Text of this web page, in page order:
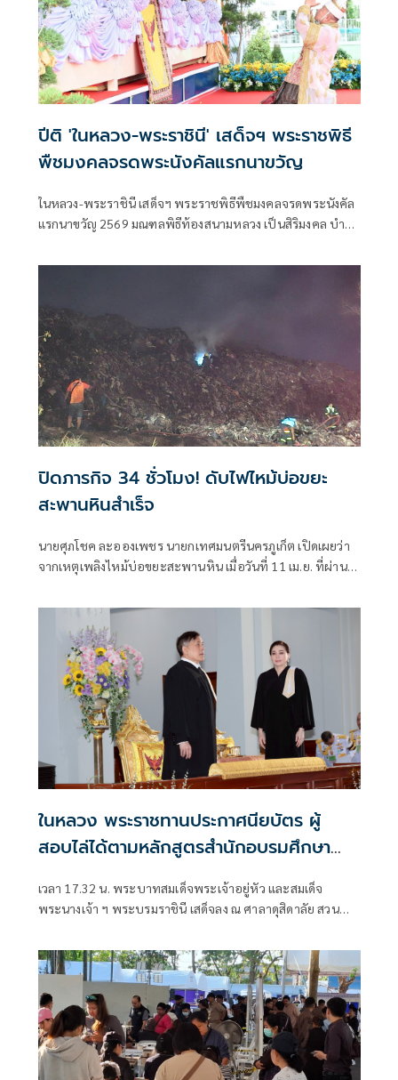
ปีติ 'ในหลวง-พระราชินี' เสด็จฯ พระราชพิธี
พืชมงคลจรดพระนังคัลแรกนาขวัญ
ในหลวง-พระราชินี เสด็จฯ พระราชพิธีพืชมงคลจรดพระนังคัล
แรกนาขวัญ 2569 มณฑลพิธีท้องสนามหลวง เป็นสิริมงคล บำรุง
ปิดภารกิจ 34 ชั่วโมง! ดับไฟไหม้บ่อขยะ
สะพานหินสำเร็จ
นายศุภโชค ละอองเพชร นายกเทศมนตรีนครภูเก็ต เปิดเผยว่า
จากเหตุเพลิงไหม้บ่อขยะสะพานหิน เมื่อวันที่ 11 เม.ย. ที่ผ่าน
ทางเทศบาลนครภูเก็ต
ในหลวง พระราชทานประกาศนียบัตร ผู้
สอบไล่ได้ตามหลักสูตรสำนักอบรมศึกษา
เวลา 17.32 น. พระบาทสมเด็จพระเจ้าอยู่หัว และสมเด็จ
พระนางเจ้า ฯ พระบรมราชินี เสด็จลง ณ ศาลาดุสิดาลัย สวน